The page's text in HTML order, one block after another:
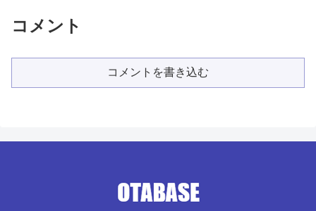
コメント
コメントを書き込む